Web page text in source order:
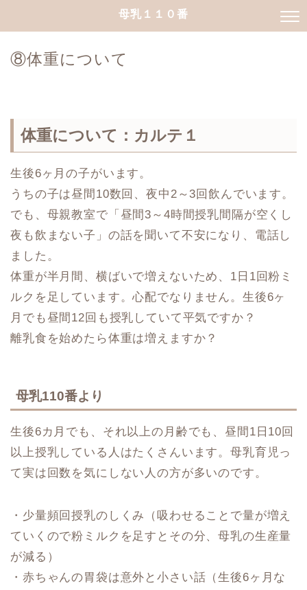
母乳１１０番
⑧体重について
体重について：カルテ１
生後6ヶ月の子がいます。
うちの子は昼間10数回、夜中2～3回飲んでいます。
でも、母親教室で「昼間3～4時間授乳間隔が空くし
夜も飲まない子」の話を聞いて不安になり、電話し
ました。
体重が半月間、横ばいで増えないため、1日1回粉ミ
ルクを足しています。心配でなりません。生後6ヶ
月でも昼間12回も授乳していて平気ですか？
離乳食を始めたら体重は増えますか？
母乳110番より
生後6カ月でも、それ以上の月齢でも、昼間1日10回
以上授乳している人はたくさんいます。母乳育児っ
て実は回数を気にしない人の方が多いのです。
・少量頻回授乳のしくみ（吸わせることで量が増え
ていくので粉ミルクを足すとその分、母乳の生産量
が減る）
・赤ちゃんの胃袋は意外と小さい話（生後6ヶ月な